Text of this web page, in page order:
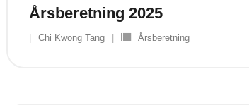
Årsberetning 2025
Chi Kwong Tang Årsberetning